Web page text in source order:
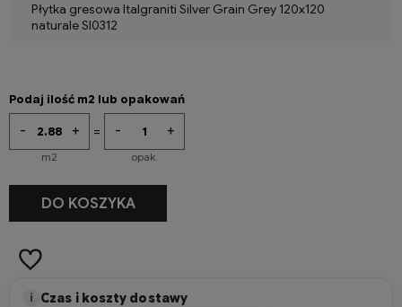
Płytka gresowa Italgraniti Silver Grain Grey 120x120
naturale SI0312
Podaj ilość m2 lub opakowań
+
-
m2
= +
-
opak.
+
-
DO KOSZYKA
i Czas i koszty dostawy